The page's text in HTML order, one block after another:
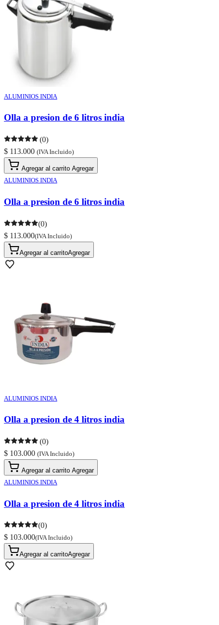
ALUMINIOS INDIA
Olla a presion de 6 litros india
(0)
$ 113.000 (IVA Incluido)
Agregar al carrito Agregar
ALUMINIOS INDIA
Olla a presion de 6 litros india
(0)
$ 113.000(IVA Incluido)
Agregar al carritoAgregar
ALUMINIOS INDIA
Olla a presion de 4 litros india
(0)
$ 103.000 (IVA Incluido)
Agregar al carrito Agregar
ALUMINIOS INDIA
Olla a presion de 4 litros india
(0)
$ 103.000(IVA Incluido)
Agregar al carritoAgregar